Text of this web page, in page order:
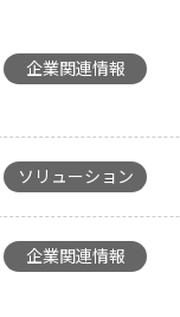
企業関連情報
ソリューション
企業関連情報